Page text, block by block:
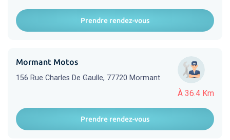
Prendre rendez-vous
À 36.4 Km
Mormant Motos
156 Rue Charles De Gaulle, 77720 Mormant
Prendre rendez-vous